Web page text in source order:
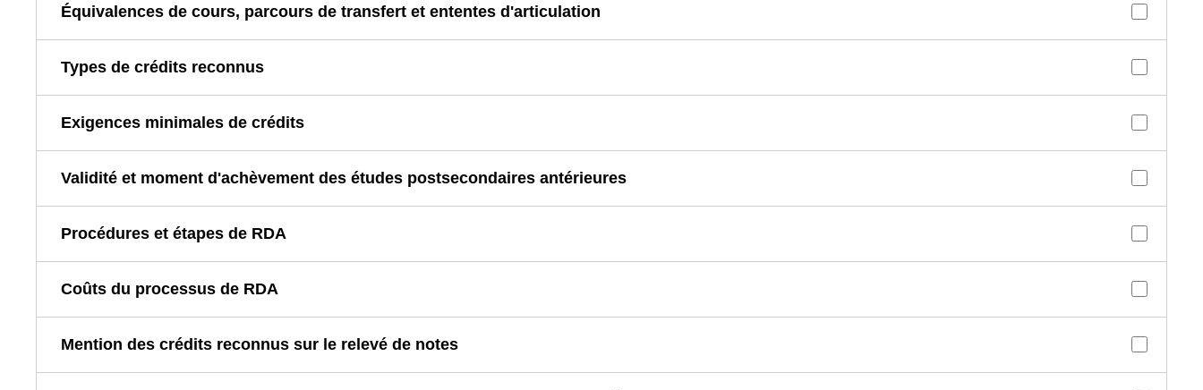
Équivalences de cours, parcours de transfert et ententes d'articulation
Types de crédits reconnus
Exigences minimales de crédits
Validité et moment d'achèvement des études postsecondaires antérieures
Procédures et étapes de RDA
Coûts du processus de RDA
Mention des crédits reconnus sur le relevé de notes